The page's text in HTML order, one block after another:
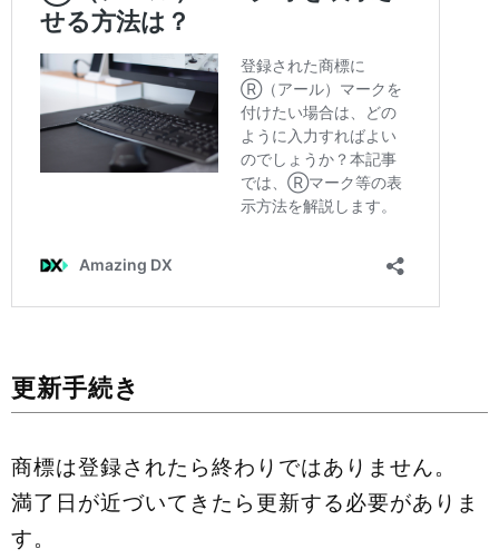
更新⼿続き
商標は登録されたら終わりではありません。
満了⽇が近づいてきたら更新する必要がありま
す。